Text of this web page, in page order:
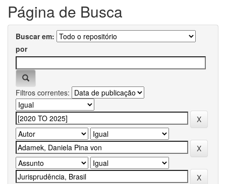
Página de Busca
Buscar em:
por
Filtros correntes: